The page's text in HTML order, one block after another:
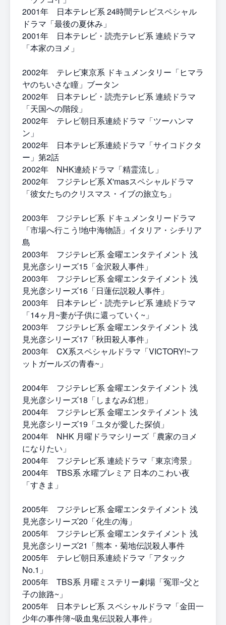
2001年 日本テレビ系 24時間テレビスペシャル
ドラマ「最後の夏休み」
2001年 日本テレビ・読売テレビ系 連続ドラマ
「本家のヨメ」
2002年 テレビ東京系 ドキュメンタリー「ヒマラ
ヤのちいさな瞳」ブータン
2002年 日本テレビ・読売テレビ系 連続ドラマ
「天国への階段」
2002年 テレビ朝日系連続ドラマ「ツーハンマ
ン」
2002年 日本テレビ系連続ドラマ「サイコドクタ
ー」第2話
2002年 NHK連続ドラマ「精霊流し」
2002年 フジテレビ系 X'masスペシャルドラマ
「彼女たちのクリスマス・イブの旅立ち」
2003年 フジテレビ系 ドキュメンタリードラマ
「市場へ行こう!地中海物語」イタリア・シチリア
島
2003年 フジテレビ系 金曜エンタテイメント 浅
見光彦シリーズ15「金沢殺人事件」
2003年 フジテレビ系 金曜エンタテイメント 浅
見光彦シリーズ16「日蓮伝説殺人事件」
2003年 日本テレビ・読売テレビ系 連続ドラマ
「14ヶ月~妻が子供に還っていく~」
2003年 フジテレビ系 金曜エンタテイメント 浅
見光彦シリーズ17「秋田殺人事件」
2003年 CX系スペシャルドラマ「VICTORY!~フ
ットガールズの青春~」
2004年 フジテレビ系 金曜エンタテイメント 浅
見光彦シリーズ18「しまなみ幻想」
2004年 フジテレビ系 金曜エンタテイメント 浅
見光彦シリーズ19「ユタが愛した探偵」
2004年 NHK 月曜ドラマシリーズ「農家のヨメ
になりたい」
2004年 フジテレビ系 連続ドラマ「東京湾景」
2004年 TBS系 水曜プレミア 日本のこわい夜
「すきま」
2005年 フジテレビ系 金曜エンタテイメント 浅
見光彦シリーズ20「化生の海」
2005年 フジテレビ系 金曜エンタテイメント 浅
見光彦シリーズ21「熊本・菊地伝説殺人事件
2005年 テレビ朝日系連続ドラマ「アタック
No.1」
2005年 TBS系 月曜ミステリー劇場「冤罪~父と
子の旅路~」
2005年 日本テレビ系 スペシャルドラマ「金田一
少年の事件簿~吸血鬼伝説殺人事件」